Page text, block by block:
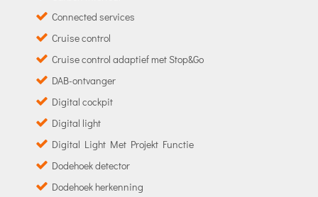
Connected services
Cruise control
Cruise control adaptief met Stop&Go
DAB-ontvanger
Digital cockpit
Digital light
Digital Light Met Projekt Functie
Dodehoek detector
Dodehoek herkenning